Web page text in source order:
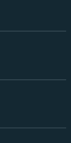
講義の中でも
ワインの醸造家
、同時に文筆家
です。家庭にも
けではなく、娘
が残っていま
いますが、有
のの、なぜかそ
す。ヴォルテー